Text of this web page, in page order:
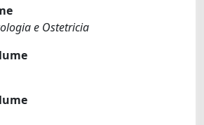
e Ostetricia